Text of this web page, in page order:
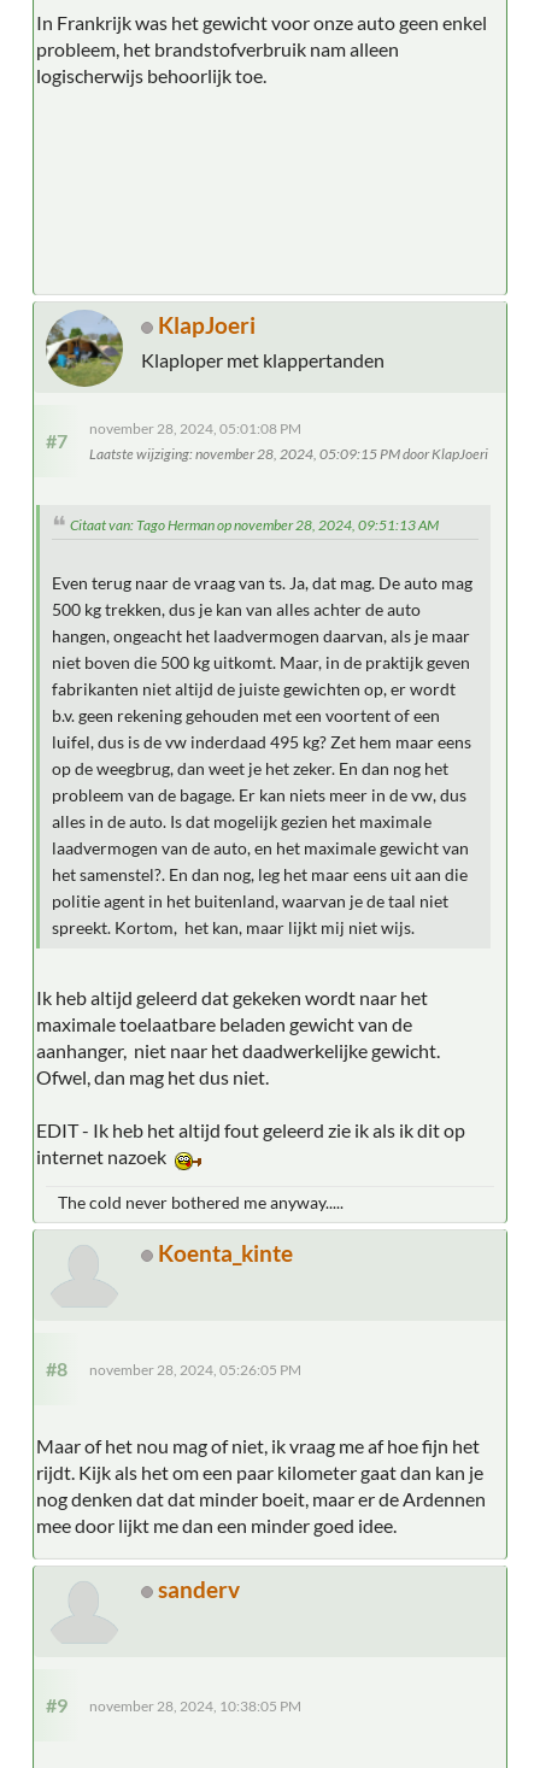
In Frankrijk was het gewicht voor onze auto geen enkel
probleem, het brandstofverbruik nam alleen
logischerwijs behoorlijk toe.
KlapJoeri
Klaploper met klappertanden
#7
november 28, 2024, 05:01:08 PM
Laatste wijziging: november 28, 2024, 05:09:15 PM door KlapJoeri
Citaat van: Tago Herman op november 28, 2024, 09:51:13 AM
Even terug naar de vraag van ts. Ja, dat mag. De auto mag
500 kg trekken, dus je kan van alles achter de auto
hangen, ongeacht het laadvermogen daarvan, als je maar
niet boven die 500 kg uitkomt. Maar, in de praktijk geven
fabrikanten niet altijd de juiste gewichten op, er wordt
b.v. geen rekening gehouden met een voortent of een
luifel, dus is de vw inderdaad 495 kg? Zet hem maar eens
op de weegbrug, dan weet je het zeker. En dan nog het
probleem van de bagage. Er kan niets meer in de vw, dus
alles in de auto. Is dat mogelijk gezien het maximale
laadvermogen van de auto, en het maximale gewicht van
het samenstel?. En dan nog, leg het maar eens uit aan die
politie agent in het buitenland, waarvan je de taal niet
spreekt. Kortom, het kan, maar lijkt mij niet wijs.
Ik heb altijd geleerd dat gekeken wordt naar het
maximale toelaatbare beladen gewicht van de
aanhanger, niet naar het daadwerkelijke gewicht.
Ofwel, dan mag het dus niet.
EDIT - Ik heb het altijd fout geleerd zie ik als ik dit op
internet nazoek
The cold never bothered me anyway.....
Koenta_kinte
#8 november 28, 2024, 05:26:05 PM
Maar of het nou mag of niet, ik vraag me af hoe fijn het
rijdt. Kijk als het om een paar kilometer gaat dan kan je
nog denken dat dat minder boeit, maar er de Ardennen
mee door lijkt me dan een minder goed idee.
sanderv
#9 november 28, 2024, 10:38:05 PM